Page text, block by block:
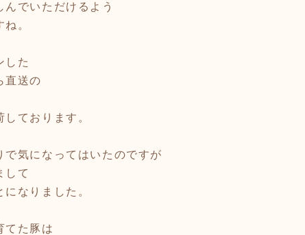
でいただけるよう
。
した
直送の
ております。
で気になってはいたのですが
して
なりました。
てた豚は